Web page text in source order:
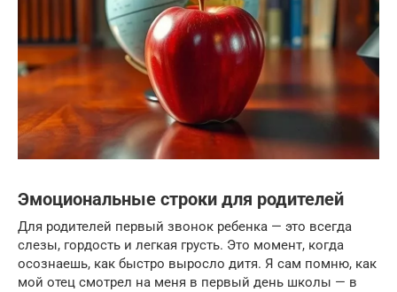
Эмоциональные строки для родителей
Для родителей первый звонок ребенка — это всегда
слезы, гордость и легкая грусть. Это момент, когда
осознаешь, как быстро выросло дитя. Я сам помню, как
мой отец смотрел на меня в первый день школы — в